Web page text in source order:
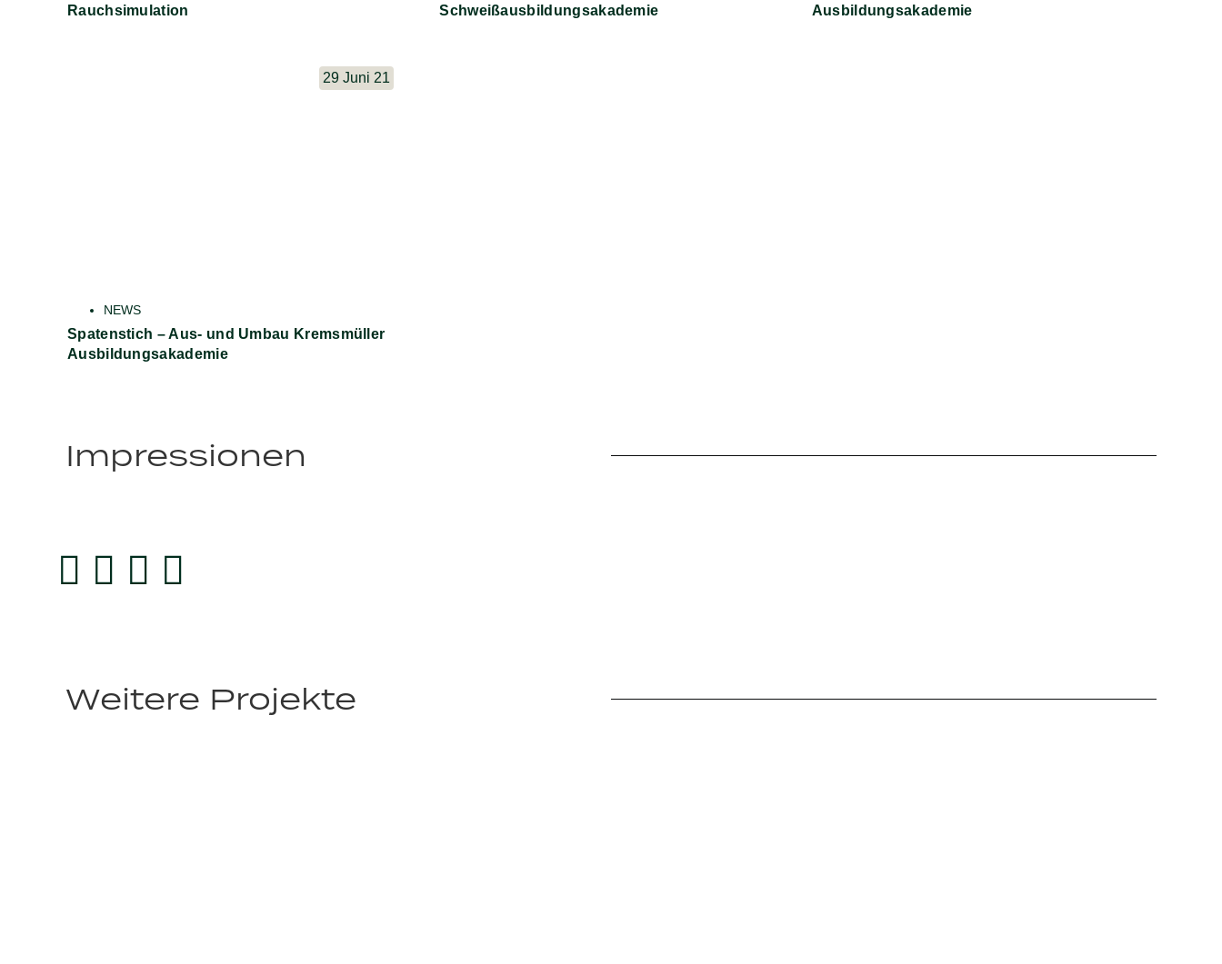
Rauchsimulation
Schweißausbildungsakademie
Ausbildungsakademie
29 Juni 21
NEWS
Spatenstich – Aus- und Umbau Kremsmüller
Ausbildungsakademie
Impressionen
Weitere Projekte